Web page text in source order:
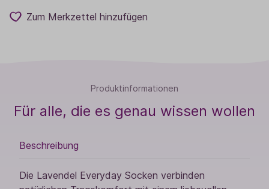
Zum Merkzettel hinzufügen
Produktinformationen
Für alle, die es genau wissen wollen
Beschreibung
Die Lavendel Everyday Socken verbinden